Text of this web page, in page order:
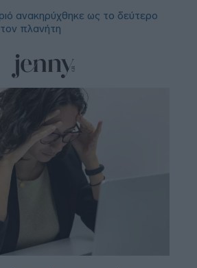
ανακηρύχθηκε ως το δεύτερο
πλανήτη